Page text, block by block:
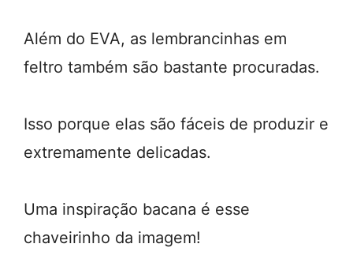
Além do EVA, as lembrancinhas em
feltro também são bastante procuradas.
Isso porque elas são fáceis de produzir e
extremamente delicadas.
Uma inspiração bacana é esse
chaveirinho da imagem!